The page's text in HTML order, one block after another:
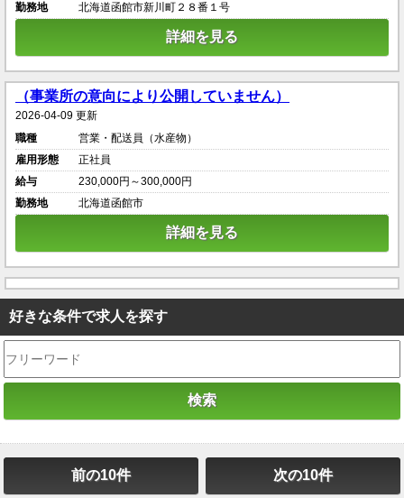
勤務地
北海道函館市新川町２８番１号
詳細を見る
（事業所の意向により公開していません）
2026-04-09 更新
職種
営業・配送員（水産物）
雇用形態
正社員
給与
230,000円～300,000円
勤務地
北海道函館市
詳細を見る
好きな条件で求人を探す
前の10件 次の10件